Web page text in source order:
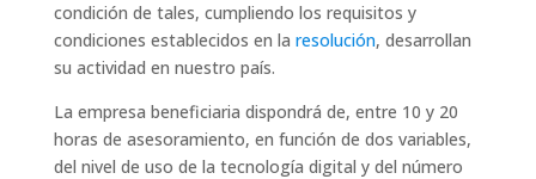
condición de tales, cumpliendo los requisitos y
condiciones establecidos en la resolución, desarrollan
su actividad en nuestro país.
La empresa beneficiaria dispondrá de, entre 10 y 20
horas de asesoramiento, en función de dos variables,
del nivel de uso de la tecnología digital y del número